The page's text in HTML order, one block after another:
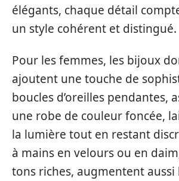
élégants, chaque détail
un style cohérent et distingué.
Pour les femmes, les bijoux
ajoutent une touche de
boucles d’oreilles pendantes,
une robe de couleur foncée,
la lumière tout en restant
à mains en velours ou en
tons riches, augmentent aussi